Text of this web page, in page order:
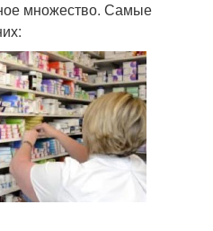
множество. Самые